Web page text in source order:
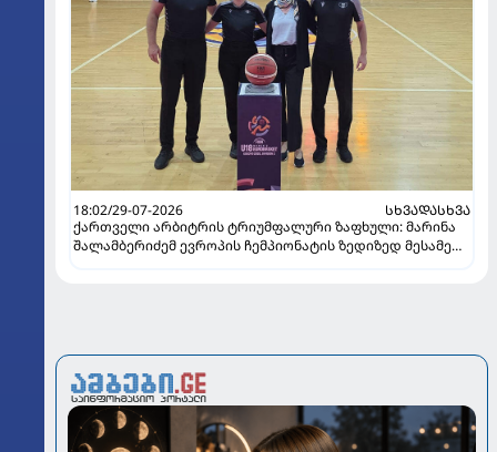
18:02/29-07-2026
ᲡᲮᲕᲐᲓᲐᲡᲮᲕᲐ
ქართველი არბიტრის ტრიუმფალური ზაფხული: მარინა
შალამბერიძემ ევროპის ჩემპიონატის ზედიზედ მესამე